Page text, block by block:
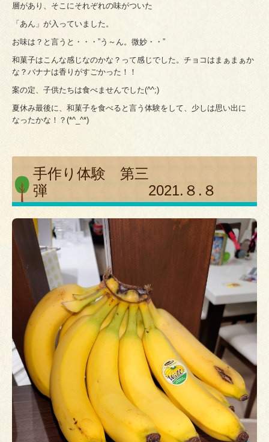
層があり、そこにそれぞれの味がついた
「あん」が入っていました。
お味は？と言うと・・・”う～ん。微妙・・”
和菓子はこんな感じなのかな？って感じでした。チョコはまぁまぁか
な？バナナは香りがすごかった！！
案の定、子供たちは食べませんでした(^^;)
夏休み最後に、和菓子を食べると言う体験をして、少しは思い出に
なったかな！？(*^_^*)
手作り体験 第三
弾 2021.８.８